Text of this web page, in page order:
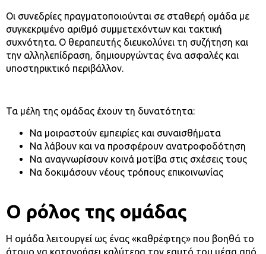
Οι συνεδρίες πραγματοποιούνται σε σταθερή ομάδα με
συγκεκριμένο αριθμό συμμετεχόντων και τακτική
συχνότητα. Ο θεραπευτής διευκολύνει τη συζήτηση και
την αλληλεπίδραση, δημιουργώντας ένα ασφαλές και
υποστηρικτικό περιβάλλον.
Τα μέλη της ομάδας έχουν τη δυνατότητα:
Να μοιραστούν εμπειρίες και συναισθήματα
Να λάβουν και να προσφέρουν ανατροφοδότηση
Να αναγνωρίσουν κοινά μοτίβα στις σχέσεις τους
Να δοκιμάσουν νέους τρόπους επικοινωνίας
Ο ρόλος της ομάδας
Η ομάδα λειτουργεί ως ένας «καθρέφτης» που βοηθά το
άτομο να κατανοήσει καλύτερα τον εαυτό του μέσα από